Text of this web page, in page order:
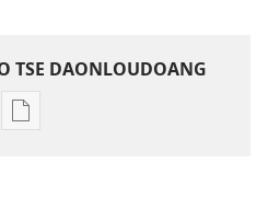
TSE DAONLOUDOANG
Khetho